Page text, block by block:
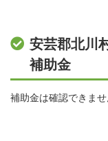
安芸郡北川
補助金
補助金は確認できませ